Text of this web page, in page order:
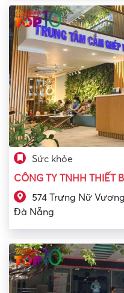
Sức khỏe
CÔNG TY TNHH THIẾT
574 Trưng Nữ
Đà Nẵng